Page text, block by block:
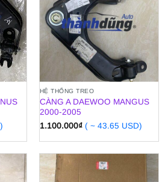
HỆ THỐNG TREO
CÀNG A DAEWOO MANGUS
2000-2005
1.100.000₫ ( ~ 43.65 USD)